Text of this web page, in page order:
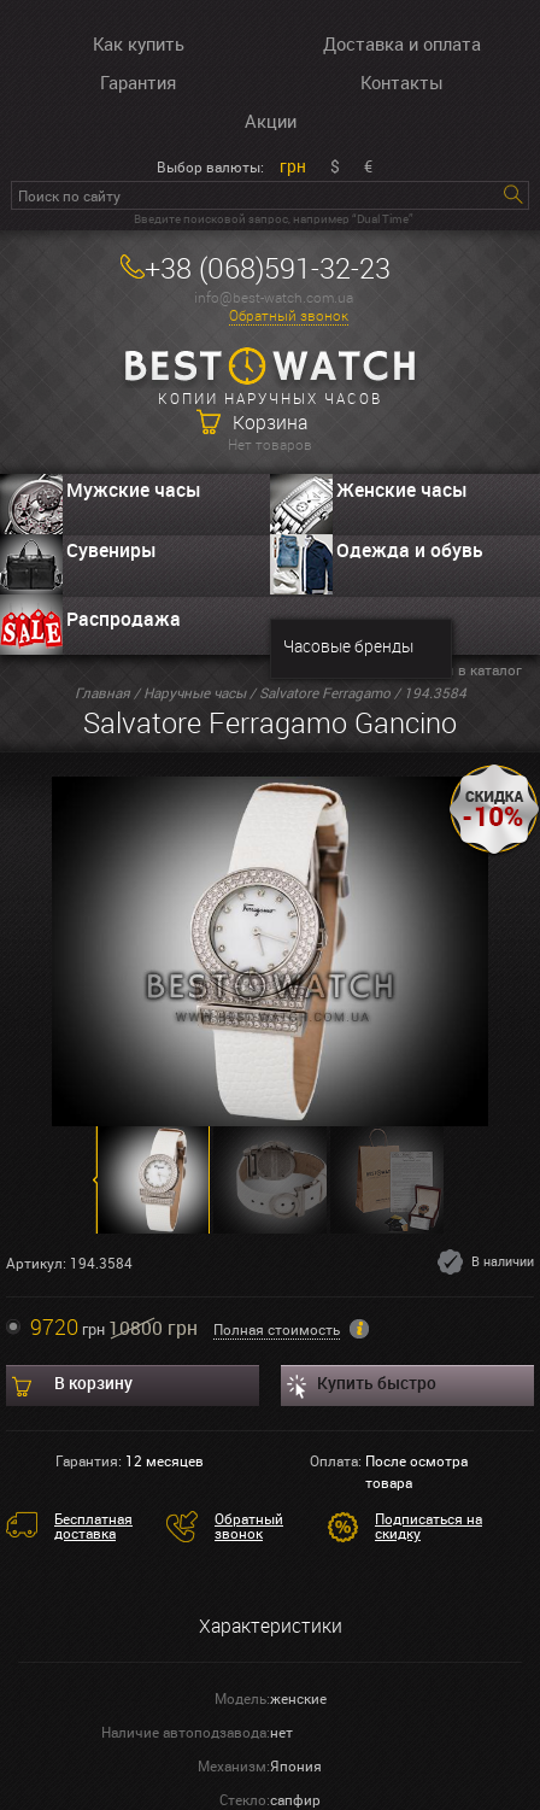
Как купить
Доставка и оплата
Гарантия
Контакты
Акции
Выбор валюты: грн $ €
Введите поисковой запрос, например “Dual Time”
+38 (068)591-32-23
info@best-watch.com.ua
Обратный звонок
КОПИИ НАРУЧНЫХ ЧАСОВ
Корзина
Нет товаров
Мужские часы Женские часы
Сувениры Одежда и обувь
Распродажа
Часовые бренды
Главная/Наручные часы/Salvatore Ferragamo/ 194.3584
Salvatore Ferragamo Gancino
Вернуться в каталог
Артикул: 194.3584 В наличии
9720грн 10800 грн Полная стоимость
В корзину Купить быстро
Гарантия: 12 месяцев Оплата: После осмотра
товара
Бесплатная
доставка
Обратный
звонок
Подписаться на
скидку
Характеристики
Модель:женские
Наличие автоподзавода:нет
Механизм:Япония
Стекло:сапфир